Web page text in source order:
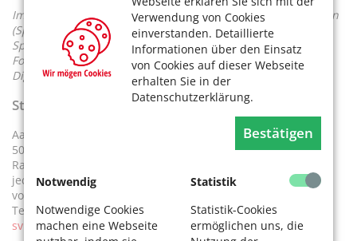
Verwendung von Cookies
einverstanden. Detaillierte
Informationen über den Einsatz
von Cookies auf dieser Webseite
erhalten Sie in der
Datenschutzerklärung.
Bestätigen
Notwendig
Notwendige Cookies
machen eine Webseite
Statistik
Statistik-Cookies
ermöglichen uns, die
Im Bezirk Kalk wurden gewählt: Eva-Maria Gärtner-Plückthun
(Sprecherin), Helena-Mathilde Rohm-Schnak (Stellv.
Sprecherin), Axel Fier, Zofia Nowak und Elisabeth Westholt.
Foto Gärtner-Plückthun: Fotomarkt Köln, Foto Rohm-Schnak:
Digital Express Center, Fotos Fier, Westholt: Privat
Stadtbezirk Lindenthal
Aachener Str. 220,
50931 Köln,
Raum 400,
jeden 1. und 3. Montag im Monat,
von 10 bis 12 Uhr,
Tel. 221-9 32 54,
svk.lindenthal@stadt-koeln.de